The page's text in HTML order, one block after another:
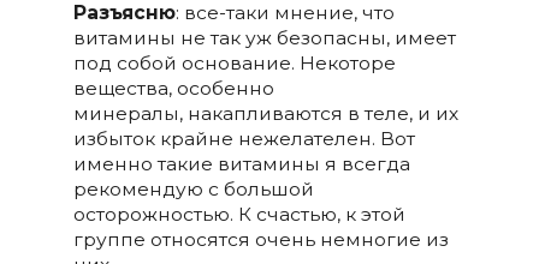
Разъясню: все-таки мнение, что
витамины не так уж безопасны, имеет
под собой основание. Некоторе
вещества, особенно
минералы, накапливаются в теле, и их
избыток крайне нежелателен. Вот
именно такие витамины я всегда
рекомендую с большой
осторожностью. К счастью, к этой
группе относятся очень немногие из